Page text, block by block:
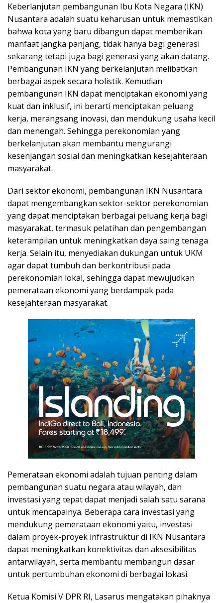
Keberlanjutan pembangunan Ibu Kota Negara (IKN)
Nusantara adalah suatu keharusan untuk memastikan
bahwa kota yang baru dibangun dapat memberikan
manfaat jangka panjang, tidak hanya bagi generasi
sekarang tetapi juga bagi generasi yang akan datang.
Pembangunan IKN yang berkelanjutan melibatkan
berbagai aspek secara holistik. Kemudian
pembangunan IKN dapat menciptakan ekonomi yang
kuat dan inklusif, ini berarti menciptakan peluang
kerja, merangsang inovasi, dan mendukung usaha kecil
dan menengah. Sehingga perekonomian yang
berkelanjutan akan membantu mengurangi
kesenjangan sosial dan meningkatkan kesejahteraan
masyarakat.
Dari sektor ekonomi, pembangunan IKN Nusantara
dapat mengembangkan sektor-sektor perekonomian
yang dapat menciptakan berbagai peluang kerja bagi
masyarakat, termasuk pelatihan dan pengembangan
keterampilan untuk meningkatkan daya saing tenaga
kerja. Selain itu, menyediakan dukungan untuk UKM
agar dapat tumbuh dan berkontribusi pada
perekonomian lokal, sehingga dapat mewujudkan
pemerataan ekonomi yang berdampak pada
kesejahteraan masyarakat.
Pemerataan ekonomi adalah tujuan penting dalam
pembangunan suatu negara atau wilayah, dan
investasi yang tepat dapat menjadi salah satu sarana
untuk mencapainya. Beberapa cara investasi yang
mendukung pemerataan ekonomi yaitu, investasi
dalam proyek-proyek infrastruktur di IKN Nusantara
dapat meningkatkan konektivitas dan aksesibilitas
antarwilayah, serta membantu membangun dasar
untuk pertumbuhan ekonomi di berbagai lokasi.
Ketua Komisi V DPR RI, Lasarus mengatakan pihaknya